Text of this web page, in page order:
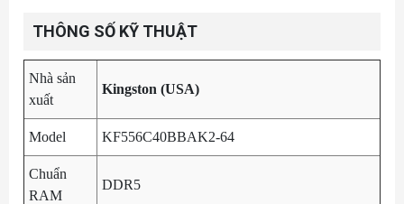
THÔNG SỐ KỸ THUẬT
Nhà sản
xuất
Kingston (USA)
Model KF556C40BBAK2-64
Chuẩn
RAM
DDR5